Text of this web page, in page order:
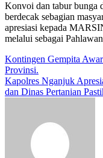
Konvoi dan tabur bunga
berdecak sebagian
apresiasi kepada
melalui sebagai
Navigasi
pos
Kontingen Gempita
Provinsi.
Kapolres Nganjuk
dan Dinas Pertanian